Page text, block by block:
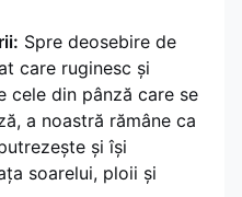
Spre deosebire de
care ruginesc și
cele din pânză care se
a noastră rămâne ca
și își
soarelui, ploii și